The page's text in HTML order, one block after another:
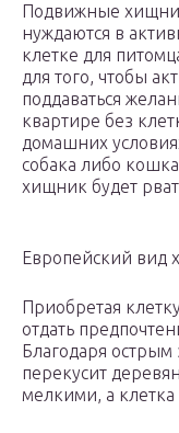
Подвижные
нуждаются в
клетке для
для того, чтобы
поддаваться
квартире без
домашних
собака либо
хищник будет
Европейский вид
Приобретая
отдать
Благодаря
перекусит
мелкими, а